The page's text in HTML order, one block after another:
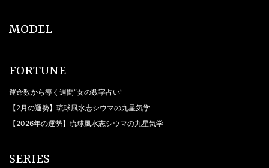
MODEL
FORTUNE
運命数から導く週間“女の数字占い”
【2月の運勢】琉球風水志シウマの九星気学
【2026年の運勢】琉球風水志シウマの九星気学
SERIES